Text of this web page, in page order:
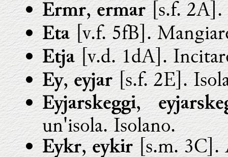
Ermr,ermar[s.f. 2A].
Eta[v.f. 5fB].
Etja[v.d. 1dA].
Ey,eyjar[s.f. 2E].
Eyjarskeggi,
un'isola. Isolano.
Eykr,eykir[s.m. 3C].